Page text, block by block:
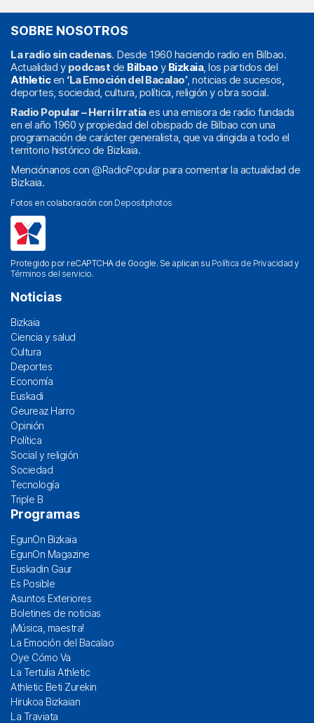
SOBRE NOSOTROS
La radio sin cadenas. Desde 1960 haciendo radio en Bilbao.
Actualidad y podcast de Bilbao y Bizkaia, los partidos del
Athleticen ‘La Emoción del Bacalao’, noticias de sucesos,
deportes, sociedad, cultura, política, religión y obra social.
Radio Popular – Herri Irratiaes una emisora de radio fundada
en el año 1960 y propiedad del obispado de Bilbao con una
programación de carácter generalista, que va dirigida a todo el
territorio histórico de Bizkaia.
Menciónanos con @RadioPopularpara comentar la actualidad de
Bizkaia.
Fotos en colaboración con Depositphotos
Protegido por reCAPTCHA de Google. Se aplican su Política de Privacidad y
Términos del servicio.
Noticias
Bizkaia
Ciencia y salud
Cultura
Deportes
Economía
Euskadi
Geureaz Harro
Opinión
Política
Social y religión
Sociedad
Tecnología
Triple B
Programas
EgunOn Bizkaia
EgunOn Magazine
Euskadin Gaur
Es Posible
Asuntos Exteriores
Boletines de noticias
¡Música, maestra!
La Emoción del Bacalao
Oye Cómo Va
La Tertulia Athletic
Athletic Beti Zurekin
Hirukoa Bizkaian
La Traviata